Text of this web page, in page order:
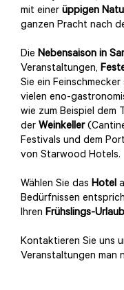
mit einer üppigen
ganzen Pracht nach
Die Nebensaison in
Veranstaltungen,
Sie ein
vielen eno-
wie zum Beispiel dem
der Weinkeller
Festivals und dem
von Starwood Hotels.
Wählen Sie das Hotel
Bedürfnissen
Ihren Frühslings-Urlaub
Kontaktieren Sie uns
Veranstaltungen man